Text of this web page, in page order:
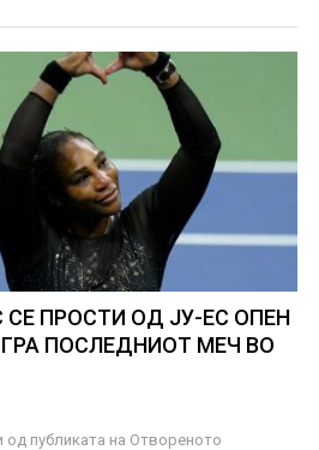
СЕ ПРОСТИ ОД ЈУ-ЕС ОПЕН
ПОСЛЕДНИОТ МЕЧ ВО
од публиката на Отвореното